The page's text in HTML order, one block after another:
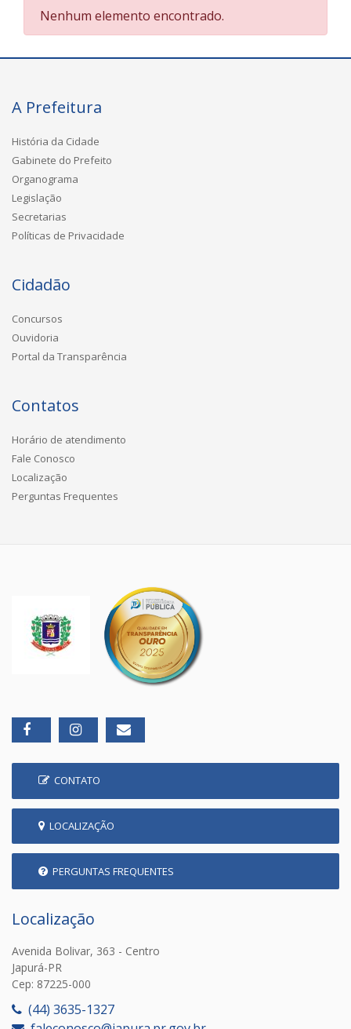
Nenhum elemento encontrado.
A Prefeitura
História da Cidade
Gabinete do Prefeito
Organograma
Legislação
Secretarias
Políticas de Privacidade
Cidadão
Concursos
Ouvidoria
Portal da Transparência
Contatos
Horário de atendimento
Fale Conosco
Localização
Perguntas Frequentes
CONTATO
LOCALIZAÇÃO
PERGUNTAS FREQUENTES
Localização
Avenida Bolivar, 363 - Centro
Japurá-PR
Cep: 87225-000
(44) 3635-1327